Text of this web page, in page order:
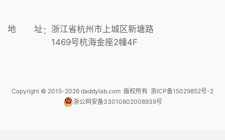
地 址 ： 浙江省杭州市上城区新塘路
1469号杭海金座2幢4F
Copyright © 2015-2026 daddylab.com 版权所有 浙ICP备15029852号-2
浙公网安备33010802008939号